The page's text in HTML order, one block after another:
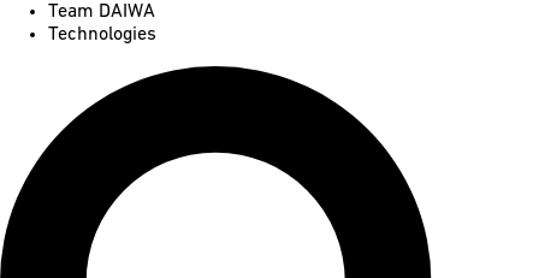
Team DAIWA
Technologies